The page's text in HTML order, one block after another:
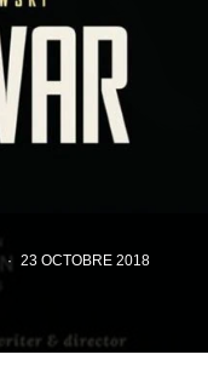
· 23 OCTOBRE 2018